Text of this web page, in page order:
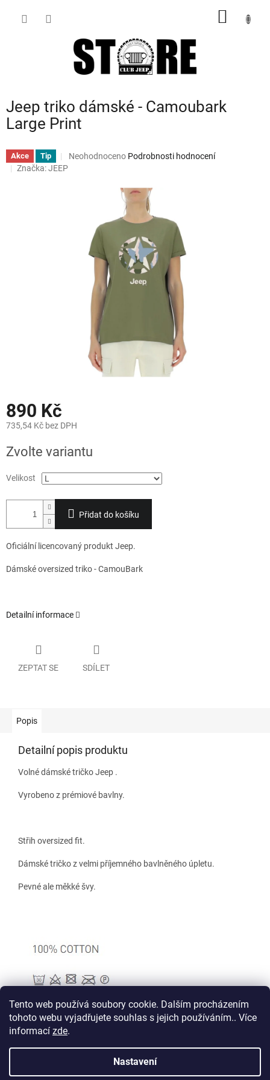
Tento web používá soubory cookie. Dalším procházením
tohoto webu vyjadřujete souhlas s jejich používáním.. Více
informací zde.
Nastavení
Jeep triko dámské - Camoubark
Large Print
Akce Tip
Průměrné
hodnocení
hvězdiček.
Neohodnoceno Podrobnosti hodnocení
Značka:JEEP
890 Kč
735,54 Kč bez DPH
cena:
Zvolte variantu
Velikost
Přidat do košíku
Oficiální licencovaný produkt Jeep.
Dámské oversized triko - CamouBark
Detailní informace
ZEPTAT SE SDÍLET
Popis
Detailní popis produktu
Volné dámské tričko Jeep .
Vyrobeno z prémiové bavlny.
Střih oversized fit.
Dámské tričko z velmi příjemného bavlněného úpletu.
Pevné ale měkké švy.
Vytvořil Shoptet